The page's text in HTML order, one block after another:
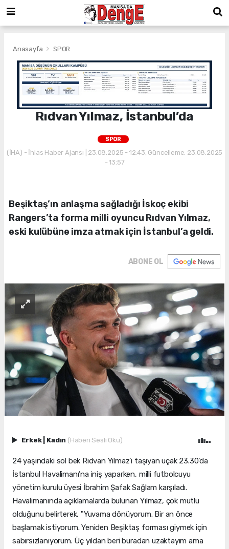
Anasayfa SPOR
Rıdvan Yılmaz, İstanbul’da
SPOR
(İHA) - İhlas Haber Ajansı | 23.08.2025 - 12:43, Güncelleme: 23.08.2025
- 13:57
Beşiktaş’ın anlaşma sağladığı İskoç ekibi
Rangers’ta forma milli oyuncu Rıdvan Yılmaz,
eski kulübüne imza atmak için İstanbul’a geldi.
ABONE OL
Erkek Kadın (Haberi Sesli Oku)
24 yaşındaki sol bek Rıdvan Yılmaz’ı taşıyan uçak 23.30’da
İstanbul Havalimanı’na iniş yaparken, milli futbolcuyu
yönetim kurulu üyesi İbrahim Şafak Sağlam karşıladı.
Havalimanında açıklamalarda bulunan Yılmaz, çok mutlu
olduğunu belirterek, "Yuvama dönüyorum. Bir an önce
başlamak istiyorum. Yeniden Beşiktaş forması giymek için
sabırsızlanıyorum. Üç yıldan beri buradan uzaktayım ama